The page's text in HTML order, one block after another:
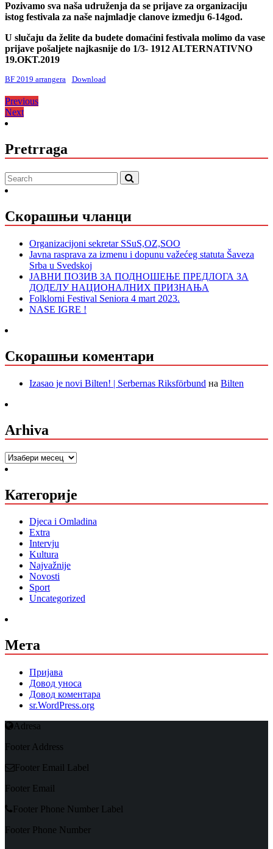
Pozivamo sva naša udruženja da se prijave za organizaciju
istog festivala za naše najmladje clanove izmedju 6-14god.
U slučaju da želite da budete domaćini festivala molimo da vase
prijave pošaljete najkasnije do 1/3- 1912 ALTERNATIVNO
19.OKT.2019
BF 2019 arrangera Download
Кретање
чланка
PreviousPrevious
NextNext
Pretrraga
Скорашњи чланци
Organizacijoni sekretar SSuS,OZ,SOO
Javna rasprava za izmenu i dopunu važećeg statuta Šaveza
Srba u Svedskoj
ЈАВНИ ПОЗИВ ЗА ПОДНОШЕЊЕ ПРЕДЛОГА ЗА
ДОДЕЛУ НАЦИОНАЛНИХ ПРИЗНАЊА
Folklorni Festival Seniora 4 mart 2023.
NASE IGRE !
Скорашњи коментари
Izasao je novi Bilten! | Serbernas Riksförbund на Bilten
Arhiva
Arhiva
Категорије
Djeca i Omladina
Extra
Intervju
Kultura
Najvažnije
Novosti
Sport
Uncategorized
Мета
Пријава
Довод уноса
Довод коментара
sr.WordPress.org
Adresa
Footer Address
Footer Email Label
Footer Email
Footer Phone Number Label
Footer Phone Number